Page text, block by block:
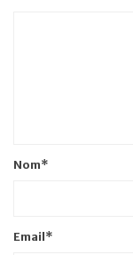
Nom*
Email*